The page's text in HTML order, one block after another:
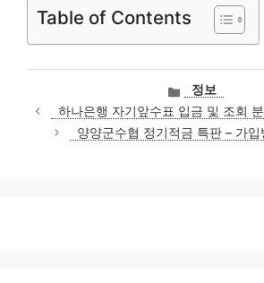
Table of Contents
카
테
고
리
정보
하나은행 자기앞수표 입금 및 조회
양양군수협 정기적금 특판 – 가입